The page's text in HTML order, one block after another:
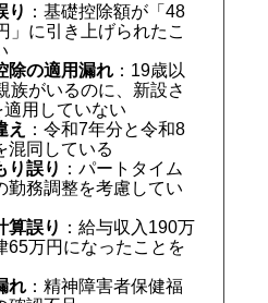
り ：基礎控除額が「48
」に引き上げられたこ
除の適用漏れ ：19歳以
族がいるのに、新設さ
用していない
え
：令和7年分と令和8
混同している
り誤り ：パートタイム
勤務調整を考慮してい
算誤り ：給与収入190万
65万円になったことを
れ ：精神障害者保健福